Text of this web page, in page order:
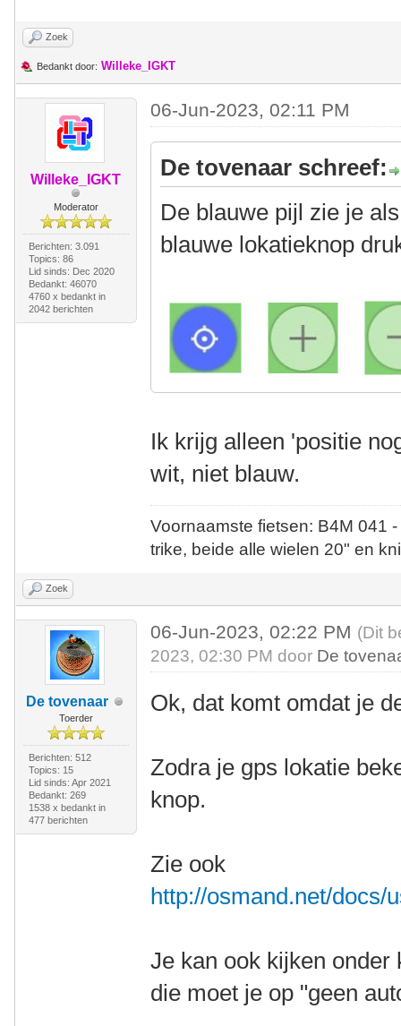
Zoek
Bedankt door: Willeke_IGKT
Willeke_IGKT
Moderator
Berichten: 3.091
Topics: 86
Lid sinds: Dec 2020
Bedankt: 46070
4760 x bedankt in
2042 berichten
06-Jun-2023, 02:11 PM
De tovenaar schreef:
De blauwe pijl zie je
blauwe lokatieknop
Ik krijg alleen 'positie
wit, niet blauw.
Voornaamste fietsen: B4M
trike, beide alle wielen 20" en
Zoek
De tovenaar
Toerder
Berichten: 512
Topics: 15
Lid sinds: Apr 2021
Bedankt: 269
1538 x bedankt in
477 berichten
06-Jun-2023, 02:22 PM (Dit
2023, 02:30 PM door De
Ok, dat komt omdat je
Zodra je gps lokatie
knop.
Zie ook
http://osmand.net/docs/
Je kan ook kijken
die moet je op "geen